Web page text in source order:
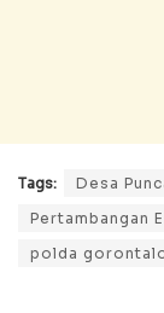
Tags:
Desa
Pertambangan
polda